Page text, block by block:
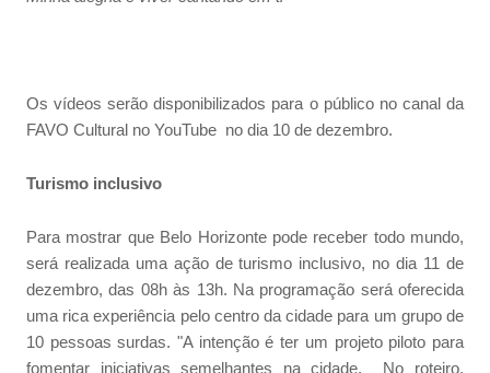
Os vídeos serão disponibilizados para o público no canal da
FAVO Cultural no YouTube no dia 10 de dezembro.
Turismo inclusivo
Para mostrar que Belo Horizonte pode receber todo mundo,
será realizada uma ação de turismo inclusivo, no dia 11 de
dezembro, das 08h às 13h. Na programação será oferecida
uma rica experiência pelo centro da cidade para um grupo de
10 pessoas surdas. "A intenção é ter um projeto piloto para
fomentar iniciativas semelhantes na cidade. No roteiro,